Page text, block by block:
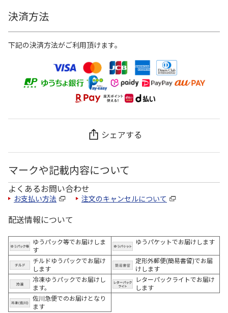
決済方法
下記の決済方法がご利用頂けます。
シェアする
マークや記載内容について
よくあるお問い合わせ
お支払い方法 注文のキャンセルについて
配送情報について
ゆうパック等でお届けしま
す
ゆうパケットでお届けします
チルドゆうパックでお届け
します
定形外郵便(簡易書留)でお届
けします
冷凍ゆうパックでお届けし
ます。
レターパックライトでお届け
します
佐川急便でのお届けとなり
ます